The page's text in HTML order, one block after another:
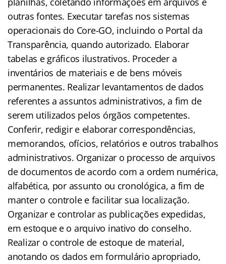
outras fontes. Executar tarefas nos sistemas
operacionais do Core-GO, incluindo o Portal da
Transparência, quando autorizado. Elaborar
tabelas e gráficos ilustrativos. Proceder a
inventários de materiais e de bens móveis
permanentes. Realizar levantamentos de dados
referentes a assuntos administrativos, a fim de
serem utilizados pelos órgãos competentes.
Conferir, redigir e elaborar correspondências,
memorandos, ofícios, relatórios e outros trabalhos
administrativos. Organizar o processo de arquivos
de documentos de acordo com a ordem numérica,
alfabética, por assunto ou cronológica, a fim de
manter o controle e facilitar sua localização.
Organizar e controlar as publicações expedidas,
em estoque e o arquivo inativo do conselho.
Realizar o controle de estoque de material,
anotando os dados em formulário apropriado,